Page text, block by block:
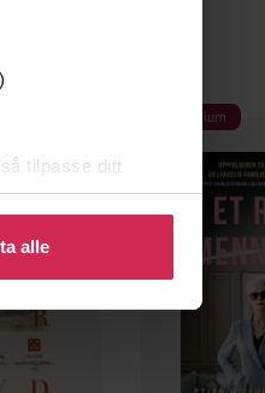
tilpasse ditt
ditt samtykke.
alle
Premium